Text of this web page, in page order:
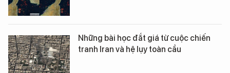
Những bài học đắt giá từ cuộc chiến
tranh Iran và hệ lụy toàn cầu